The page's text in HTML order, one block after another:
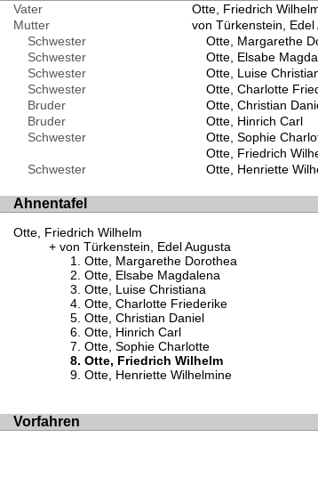
Vater
Otte, Friedrich
Mutter
von Türkenstein, Edel
Schwester
Otte, Margarethe
Schwester
Otte, Elsabe
Schwester
Otte, Luise
Schwester
Otte, Charlotte
Bruder
Otte, Christian
Bruder
Otte, Hinrich Carl
Schwester
Otte, Sophie
Otte, Friedrich
Schwester
Otte, Henriette
Ahnentafel
Otte, Friedrich Wilhelm
von Türkenstein, Edel Augusta
Otte, Margarethe Dorothea
Otte, Elsabe Magdalena
Otte, Luise Christiana
Otte, Charlotte Friederike
Otte, Christian Daniel
Otte, Hinrich Carl
Otte, Sophie Charlotte
Otte, Friedrich Wilhelm
Otte, Henriette Wilhelmine
Vorfahren